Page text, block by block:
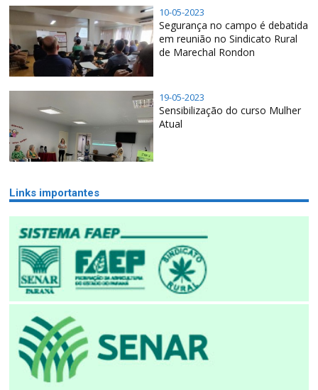
10-05-2023
Segurança no campo é debatida
em reunião no Sindicato Rural
de Marechal Rondon
19-05-2023
Sensibilização do curso Mulher
Atual
Links importantes